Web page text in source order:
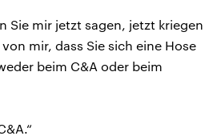
Sie mir jetzt sagen, jetzt kriegen
mir, dass Sie sich eine Hose
beim C&A oder beim